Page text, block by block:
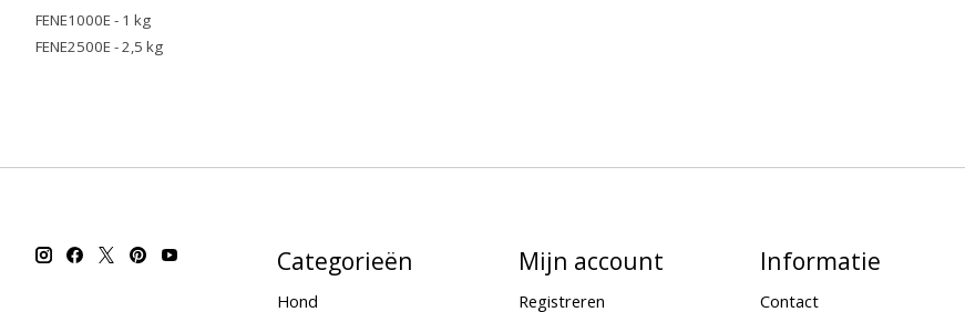
FENE1000E - 1 kg
FENE2500E - 2,5 kg
Categorieën
Hond
Mijn account
Registreren
Informatie
Contact